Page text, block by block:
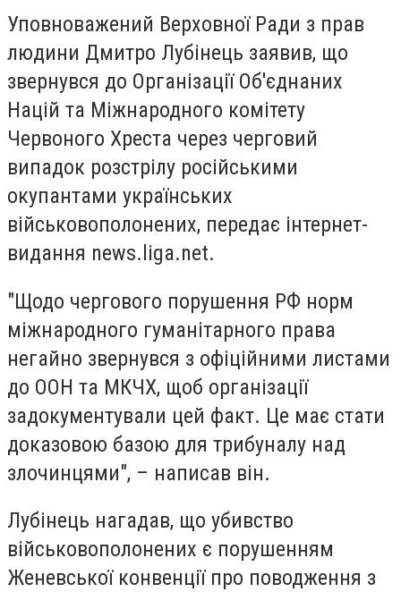
Уповноважений Верховної Ради з прав
людини Дмитро Лубінець заявив, що
звернувся до Організації Об'єднаних
Націй та Міжнародного комітету
Червоного Хреста через черговий
випадок розстрілу російськими
окупантами українських
військовополонених, передає інтернет-
видання news.liga.net.
"Щодо чергового порушення РФ норм
міжнародного гуманітарного права
негайно звернувся з офіційними листами
до ООН та МКЧХ, щоб організації
задокументували цей факт. Це має стати
доказовою базою для трибуналу над
злочинцями", – написав він.
Лубінець нагадав, що убивство
військовополонених є порушенням
Женевської конвенції про поводження з